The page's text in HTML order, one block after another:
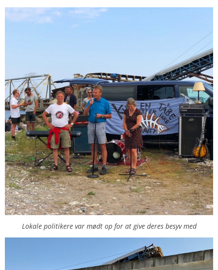
Lokale politikere var mødt op for at give deres besyv med